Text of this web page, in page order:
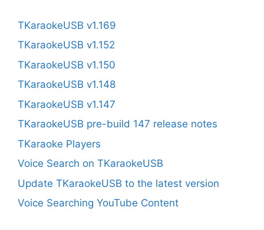
TKaraokeUSB v1.169
TKaraokeUSB v1.152
TKaraokeUSB v1.150
TKaraokeUSB v1.148
TKaraokeUSB v1.147
TKaraokeUSB pre-build 147 release notes
TKaraoke Players
Voice Search on TKaraokeUSB
Update TKaraokeUSB to the latest version
Voice Searching YouTube Content